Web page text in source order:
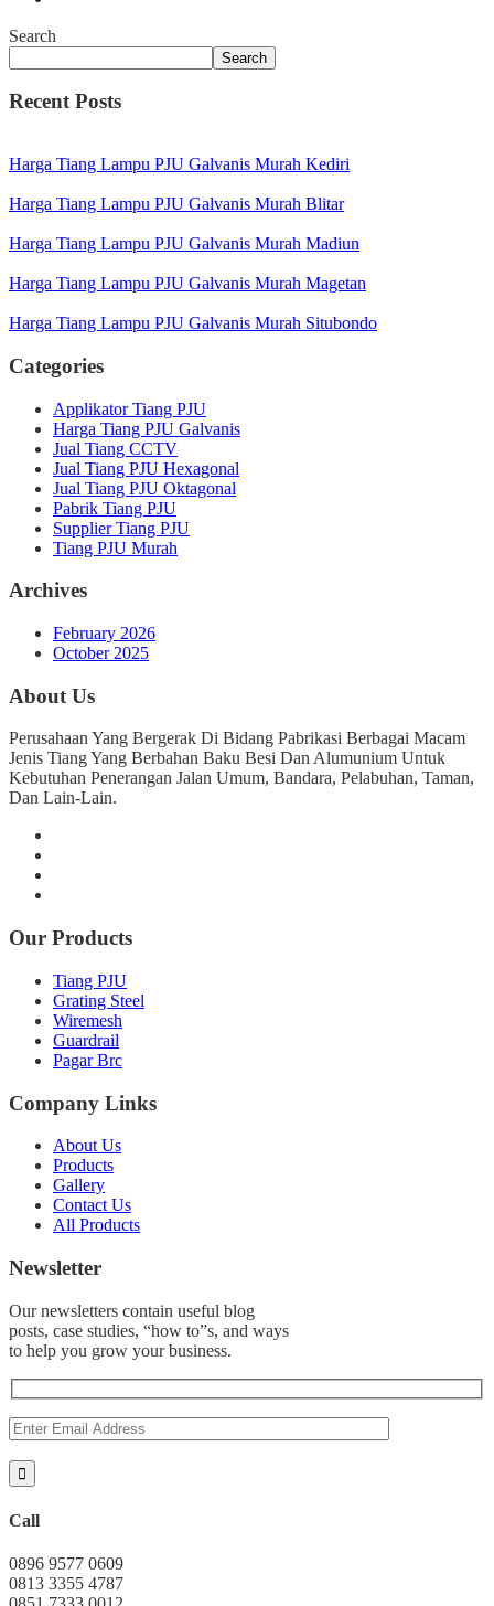
Search
Search
Recent Posts
Harga Tiang Lampu PJU Galvanis Murah Kediri
Harga Tiang Lampu PJU Galvanis Murah Blitar
Harga Tiang Lampu PJU Galvanis Murah Madiun
Harga Tiang Lampu PJU Galvanis Murah Magetan
Harga Tiang Lampu PJU Galvanis Murah Situbondo
Categories
Applikator Tiang PJU
Harga Tiang PJU Galvanis
Jual Tiang CCTV
Jual Tiang PJU Hexagonal
Jual Tiang PJU Oktagonal
Pabrik Tiang PJU
Supplier Tiang PJU
Tiang PJU Murah
Archives
February 2026
October 2025
About Us
Perusahaan Yang Bergerak Di Bidang Pabrikasi Berbagai Macam
Jenis Tiang Yang Berbahan Baku Besi Dan Alumunium Untuk
Kebutuhan Penerangan Jalan Umum, Bandara, Pelabuhan, Taman,
Dan Lain-Lain.
Our Products
Tiang PJU
Grating Steel
Wiremesh
Guardrail
Pagar Brc
Company Links
About Us
Products
Gallery
Contact Us
All Products
Newsletter
Our newsletters contain useful blog
posts, case studies, “how to”s, and ways
to help you grow your business.
Call
0896 9577 0609
0813 3355 4787